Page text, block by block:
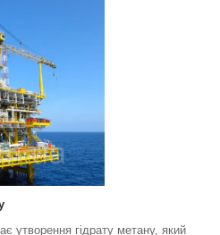
утворення гідрату метану, який